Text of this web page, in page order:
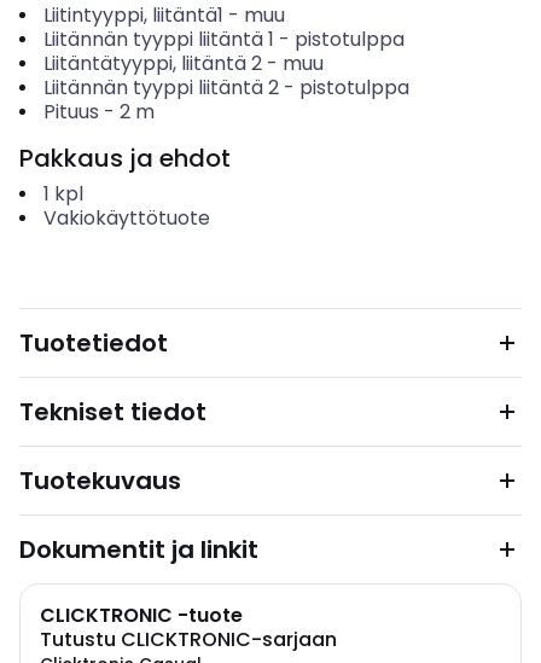
Liitintyyppi, liitäntä1 - muu
Liitännän tyyppi liitäntä 1 - pistotulppa
Liitäntätyyppi, liitäntä 2- muu
Liitännän tyyppi liitäntä 2- pistotulppa
Pituus - 2 m
Pakkaus ja ehdot
1 kpl
Vakiokäyttötuote
Tuotetiedot
Tekniset tiedot
Tuotekuvaus
Dokumentit ja linkit
CLICKTRONIC -tuote
Tutustu CLICKTRONIC-sarjaan